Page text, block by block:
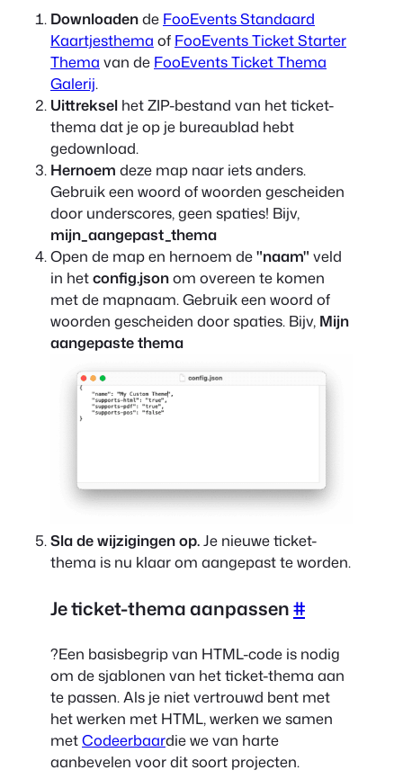
Downloadende FooEvents Standaard
Kaartjesthema of FooEvents Ticket Starter
Thema van de FooEvents Ticket Thema
Galerij.
Uittreksel het ZIP-bestand van het ticket-
thema dat je op je bureaublad hebt
gedownload.
Hernoem deze map naar iets anders.
Gebruik een woord of woorden gescheiden
door underscores, geen spaties! Bijv,
mijn_aangepast_thema
Open de map en hernoem de"naam" veld
in hetconfig.jsonom overeen te komen
met de mapnaam. Gebruik een woord of
woorden gescheiden door spaties. Bijv, Mijn
aangepaste thema
Sla de wijzigingen op.Je nieuwe ticket-
thema is nu klaar om aangepast te worden.
Je ticket-thema aanpassen#
?Een basisbegrip van HTML-code is nodig
om de sjablonen van het ticket-thema aan
te passen. Als je niet vertrouwd bent met
het werken met HTML, werken we samen
metCodeerbaardie we van harte
aanbevelen voor dit soort projecten.